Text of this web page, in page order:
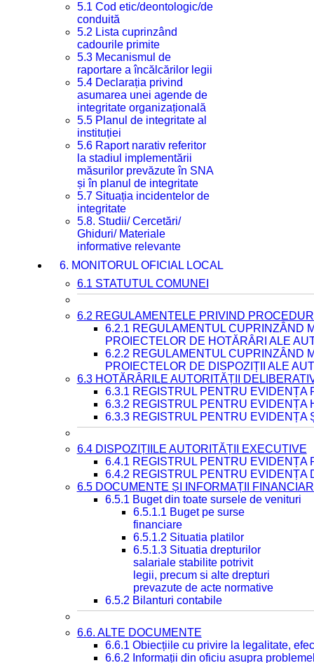
5.1 Cod etic/deontologic/de
conduită
5.2 Lista cuprinzând
cadourile primite
5.3 Mecanismul de
raportare a încălcărilor legii
5.4 Declarația privind
asumarea unei agende de
integritate organizațională
5.5 Planul de integritate al
instituției
5.6 Raport narativ referitor
la stadiul implementării
măsurilor prevăzute în SNA
și în planul de integritate
5.7 Situația incidentelor de
integritate
5.8. Studii/ Cercetări/
Ghiduri/ Materiale
informative relevante
6. MONITORUL OFICIAL LOCAL
6.1 STATUTUL COMUNEI
6.2 REGULAMENTELE PRIVIND
6.2.1 REGULAMENTUL CUPRINZÂND
PROIECTELOR DE HOTĂRÂRI ALE
6.2.2 REGULAMENTUL CUPRINZÂND
PROIECTELOR DE DISPOZIȚII ALE
6.3 HOTĂRÂRILE AUTORITĂȚII
6.3.1 REGISTRUL PENTRU EVIDENȚA
6.3.2 REGISTRUL PENTRU EVIDENȚA
6.3.3 REGISTRUL PENTRU EVIDENȚA
6.4 DISPOZIȚIILE AUTORITĂȚII EXECUTIVE
6.4.1 REGISTRUL PENTRU EVIDENȚA
6.4.2 REGISTRUL PENTRU EVIDENȚA
6.5 DOCUMENTE ȘI INFORMAȚII
6.5.1 Buget din toate sursele de venituri
6.5.1.1 Buget pe surse
financiare
6.5.1.2 Situatia platilor
6.5.1.3 Situatia drepturilor
salariale stabilite potrivit
legii, precum si alte drepturi
prevazute de acte normative
6.5.2 Bilanturi contabile
6.6. ALTE DOCUMENTE
6.6.1 Obiecțiile cu privire la legalitate,
6.6.2 Informații din oficiu asupra